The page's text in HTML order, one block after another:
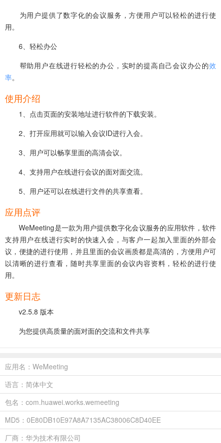
为用户提供了数字化的会议服务，方便用户可以轻松的进行使
用。
6、轻松办公
帮助用户在线进行轻松的办公，实时的提高自己会议办公的效
率。
使用介绍
1、点击页面的安装地址进行软件的下载安装。
2、打开应用就可以输入会议ID进行入会。
3、用户可以畅享里面的高清会议。
4、支持用户在线进行会议的面对面交流。
5、用户还可以在线进行文件的共享查看。
应用点评
WeMeeting是一款为用户提供数字化会议服务的应用软件，软件
支持用户在线进行实时的快速入会，与客户一起加入里面的外部会
议，便捷的进行使用，并且里面的会议画质都是高清的，方便用户可
以清晰的进行查看，随时共享里面的会议内容资料，轻松的进行使
用。
更新日志
v2.5.8 版本
为您提供高质量的面对面的交流和文件共享
应用名：WeMeeting
语言：简体中文
包名：com.huawei.works.wemeeting
MD5：0E80DB10E97A8A7135AC38006C8D40EE
厂商：华为技术有限公司